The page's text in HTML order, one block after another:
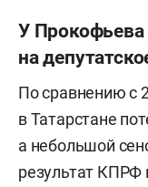
У
на
По сравнению с
в Татарстане
а небольшой
результат КПРФ